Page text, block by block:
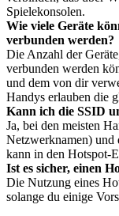
Spielekonsolen.
Wie viele Geräte
verbunden werden?
Die Anzahl der
verbunden werden
und dem von dir
Handys erlauben die
Kann ich die SSID
Ja, bei den meisten
Netzwerknamen) und
kann in den Hotspot-
Ist es sicher, einen
Die Nutzung eines
solange du einige